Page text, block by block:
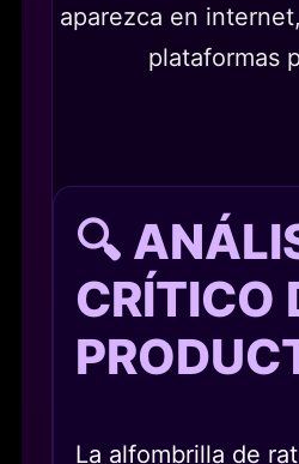
aparezca en
plataformas
🔍
CRÍTICO
La alfombrilla de